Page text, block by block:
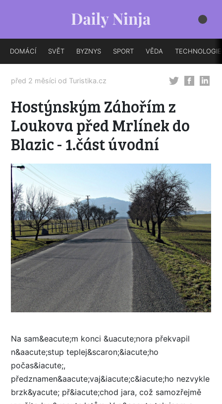
DOMÁCÍ SVĚT BYZNYS SPORT VĚDA TECHNOLOGIE
před 2 měsíci od Turistika.cz
Hostýnským Záhořím z
Loukova před Mrlínek do
Blazic - 1.část úvodní
Na sam&eacute;m konci &uacute;nora překvapil
n&aacute;stup teplej&scaron;&iacute;ho
počas&iacute;,
předznamen&aacute;vaj&iacute;c&iacute;ho nezvykle
brzk&yacute; př&iacute;chod jara, což samozřejmě